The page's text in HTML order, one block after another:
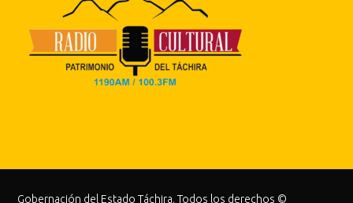
Gobernación del Estado Táchira. Todos los derechos ©